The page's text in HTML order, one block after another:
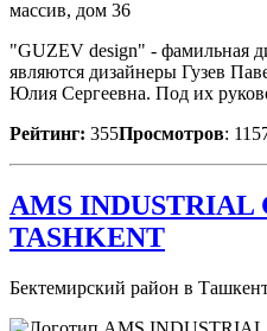
массив, дом 36
"GUZEV design" - фамильная
являются дизайнеры Гузев
Юлия Сергеевна. Под их
Рейтинг: 355Просмотров:
AMS INDUSTRIAL
TASHKENT
Бектемирский район в